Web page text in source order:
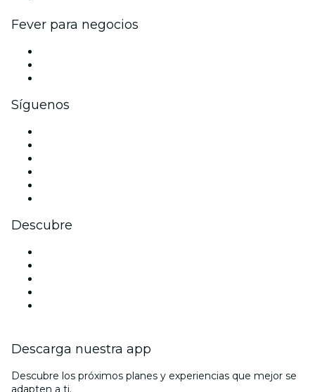
Fever para negocios
Síguenos
Descubre
Descarga nuestra app
Descubre los próximos planes y experiencias que mejor se
adapten a ti.